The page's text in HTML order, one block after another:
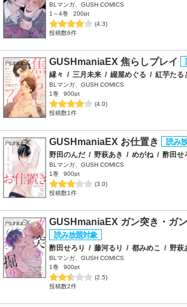
BLマンガ、GUSH COMICS
1～4巻
200pt
(4.3)
投稿数6件
GUSHmaniaEX 焦らしプレイ
縁々 / 三月未来 / 綴屋めぐる / 紅芋たる
BLマンガ、GUSH COMICS
1巻
900pt
(4.0)
投稿数1件
GUSHmaniaEX お仕置き
野田のんだ / 野萩あき / めがね / 酢田せ
BLマンガ、GUSH COMICS
1巻
900pt
(3.0)
投稿数1件
GUSHmaniaEX ガン突き・ガ
酢田せろり / 藤河るり / 都みめこ / 野萩
BLマンガ、GUSH COMICS
1巻
900pt
(2.5)
投稿数2件